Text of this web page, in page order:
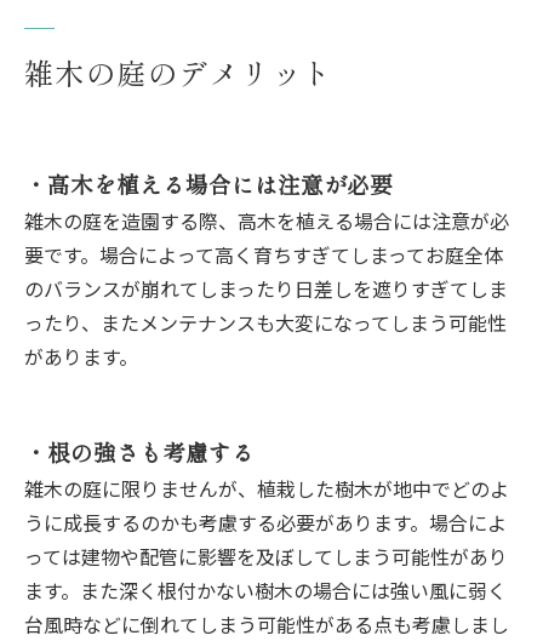
雑木の庭のデメリット
・高木を植える場合には注意が必要
雑木の庭を造園する際、高木を植える場合には注意が必
要です。場合によって高く育ちすぎてしまってお庭全体
のバランスが崩れてしまったり日差しを遮りすぎてしま
ったり、またメンテナンスも大変になってしまう可能性
があります。
・根の強さも考慮する
雑木の庭に限りませんが、植栽した樹木が地中でどのよ
うに成長するのかも考慮する必要があります。場合によ
っては建物や配管に影響を及ぼしてしまう可能性があり
ます。また深く根付かない樹木の場合には強い風に弱く
台風時などに倒れてしまう可能性がある点も考慮しまし